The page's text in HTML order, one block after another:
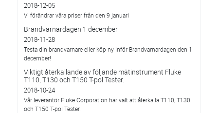
2018-12-05
Vi förändrar våra priser från den 9 januari
Brandvarnardagen 1 december
2018-11-28
Testa din brandvarnare eller köp ny inför Brandvarnardagen den 1
december!
Viktigt återkallande av följande mätinstrument Fluke
T110, T130 och T150 T-pol Tester.
2018-10-24
Vår leverantör Fluke Corporation har valt att återkalla T110, T130
och T150 T-pol Tester.